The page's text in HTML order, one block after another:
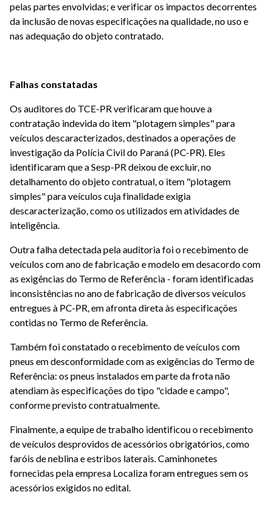
pelas partes envolvidas; e verificar os impactos decorrentes
da inclusão de novas especificações na qualidade, no uso e
nas adequação do objeto contratado.
Falhas constatadas
Os auditores do TCE-PR verificaram que houve a
contratação indevida do item "plotagem simples" para
veículos descaracterizados, destinados a operações de
investigação da Polícia Civil do Paraná (PC-PR). Eles
identificaram que a Sesp-PR deixou de excluir, no
detalhamento do objeto contratual, o item "plotagem
simples" para veículos cuja finalidade exigia
descaracterização, como os utilizados em atividades de
inteligência.
Outra falha detectada pela auditoria foi o recebimento de
veículos com ano de fabricação e modelo em desacordo com
as exigências do Termo de Referência - foram identificadas
inconsistências no ano de fabricação de diversos veículos
entregues à PC-PR, em afronta direta às especificações
contidas no Termo de Referência.
Também foi constatado o recebimento de veículos com
pneus em desconformidade com as exigências do Termo de
Referência: os pneus instalados em parte da frota não
atendiam às especificações do tipo "cidade e campo",
conforme previsto contratualmente.
Finalmente, a equipe de trabalho identificou o recebimento
de veículos desprovidos de acessórios obrigatórios, como
faróis de neblina e estribos laterais. Caminhonetes
fornecidas pela empresa Localiza foram entregues sem os
acessórios exigidos no edital.